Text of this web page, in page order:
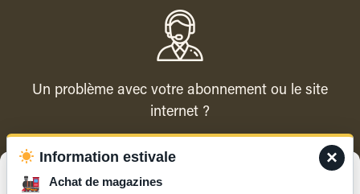
Un problème avec votre abonnement ou le site
internet ?
Contacter le service client ×
Information estivale
Achat de magazines